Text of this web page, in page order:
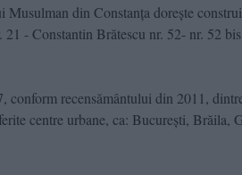
din Constanța dorește
- Constantin Brătescu nr. 52- nr. 52
recensământului din 2011,
centre urbane, ca: Bucureşti, Brăila,